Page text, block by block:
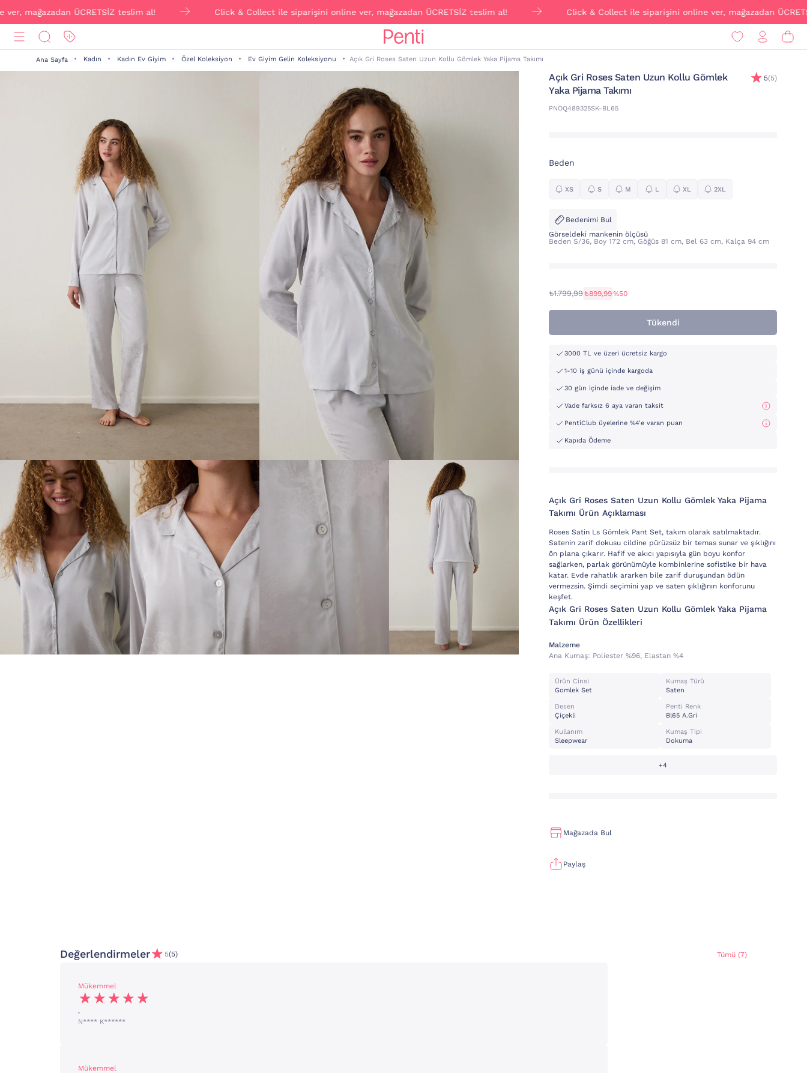
ÜCRETSİZ teslim al! Click & Collect ile siparişini online ver, mağazadan ÜCRETSİZ teslim al! Click & Collect ile siparişini online ver, mağazadan ÜCRETSİZ
Ana Sayfa Kadın Kadın Ev Giyim Özel Koleksiyon Ev Giyim Gelin Koleksiyonu Açık Gri Roses Saten Uzun Kollu Gömlek Yaka Pijama Takımı
Açık Gri Roses Saten Uzun Kollu Gömlek
Yaka Pijama Takımı
PNOQ489325SK-BL65
5(5)
Beden
XS S M L XL 2XL
Bedenimi Bul
Görseldeki mankenin ölçüsü
Beden S/36, Boy 172 cm, Göğüs 81 cm, Bel 63 cm, Kalça 94 cm
₺1.799,99 ₺899,99%50
Tükendi
3000 TL ve üzeri ücretsiz kargo
1-10 iş günü içinde kargoda
30 gün içinde iade ve değişim
Vade farksız 6 aya varan taksit
PentiClub üyelerine %4'e varan puan
Kapıda Ödeme
Açık Gri Roses Saten Uzun Kollu Gömlek Yaka Pijama
Takımı Ürün Açıklaması
Roses Satin Ls Gömlek Pant Set, takım olarak satılmaktadır.
Satenin zarif dokusu cildine pürüzsüz bir temas sunar ve şıklığını
ön plana çıkarır. Hafif ve akıcı yapısıyla gün boyu konfor
sağlarken, parlak görünümüyle kombinlerine sofistike bir hava
katar. Evde rahatlık ararken bile zarif duruşundan ödün
vermezsin. Şimdi seçimini yap ve saten şıklığının konforunu
keşfet.
Açık Gri Roses Saten Uzun Kollu Gömlek Yaka Pijama
Takımı Ürün Özellikleri
Malzeme
Ana Kumaş: Poli̇ester %96, Elastan %4
Ürün Cinsi
Gomlek Set
Kumaş Türü
Saten
Desen
Çiçekli
Penti Renk
Bl65 A.gri
Kullanım
Sleepwear
Kumaş Tipi
Dokuma
+4
Mağazada Bul
Paylaş
Değerlendirmeler 5(5) Tümü (7)
Mükemmel
,
N**** K******
Mükemmel